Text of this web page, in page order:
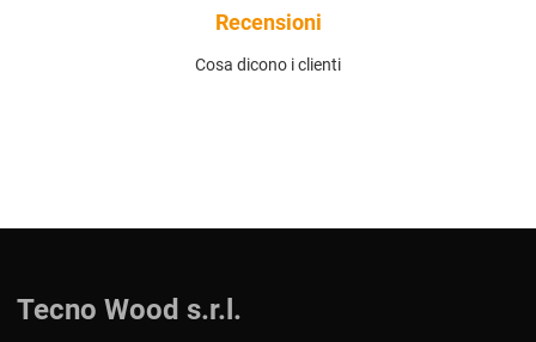
Recensioni
Cosa dicono i clienti
Tecno Wood s.r.l.